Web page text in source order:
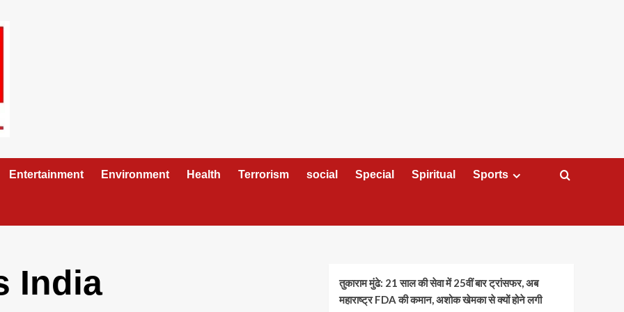
Entertainment Environment Health Terrorism social Special Spiritual Sports
India
तुकाराम मुंढे: 21 साल की सेवा में 25वीं बार ट्रांसफर, अब
महाराष्ट्र FDA की कमान, अशोक खेमका से क्यों होने लगी